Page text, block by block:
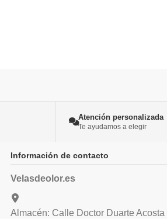
Atención personalizada
Te ayudamos a elegir
Información de contacto
Velasdeolor.es
Almacén: Calle Doctor Duarte